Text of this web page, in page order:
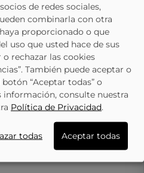
HISPAFLEX
Sandalias Con Tacón Medio
HISPAFLEX 26142 En Color
Para Mujer
35,95 € 39,95 €
de redes sociales,
combinarla con otra
proporcionado o que
uso que usted hace de sus
rechazar las cookies
También puede aceptar o
“Aceptar todas” o
información, consulte nuestra
Política de Privacidad.
todas Aceptar todas